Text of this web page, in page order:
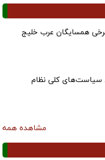
همسایگان عرب خلیج
سیاست‌های کلی نظام
مشاهده همه